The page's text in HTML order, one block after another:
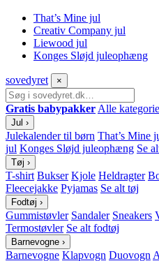
That’s Mine jul
Creativ Company jul
Liewood jul
Konges Sløjd juleophæng
sovedyret ×
Gratis babypakker Alle
Jul ›
Julekalender til børn That’s Mine
jul Konges Sløjd juleophæng Se
Tøj ›
T-shirt Bukser Kjole Heldragter
Fleecejakke Pyjamas Se alt tøj
Fodtøj ›
Gummistøvler Sandaler Sneakers
Termostøvler Se alt fodtøj
Barnevogne ›
Barnevogne Klapvogn Duovogn